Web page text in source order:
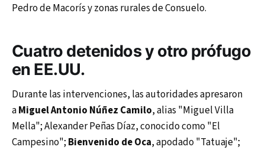
Pedro de Macorís y zonas rurales de Consuelo.
Cuatro detenidos y otro prófugo
en EE.UU.
Durante las intervenciones, las autoridades apresaron
aMiguel Antonio Núñez Camilo, alias "Miguel Villa
Mella"; Alexander Peñas Díaz, conocido como "El
Campesino"; Bienvenido de Oca, apodado "Tatuaje";